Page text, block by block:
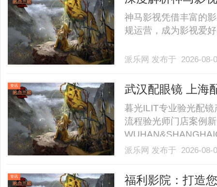
台
神马影视凭借丰富的
规运营，成为影视爱
派乐网 发布于 2026-
资讯 武汉配眼镜 上海
暮光ILIT专业验光配
流程验光师门店案例
业验光配镜的写字楼
40%-60%优惠，兼顾
派乐网 发布于 2026-
资讯 福利影院：打造